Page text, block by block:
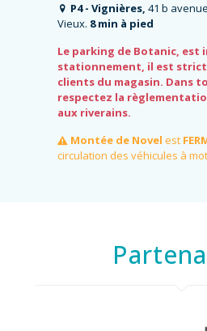
P4 - Vignières,41 b
Vieux. 8 min à pied
Le parking de Botanic, est
stationnement, il est
clients du magasin. Dans
respectez la
aux riverains.
Montée de Novel est
circulation des véhicules à